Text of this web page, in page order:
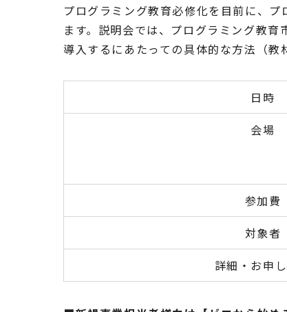
プログラミング教育必修化を目前に、
ます。説明会では、プログラミング教
導入するにあたっての具体的な方法（
日時
会場
参加費
対象者
詳細・お申